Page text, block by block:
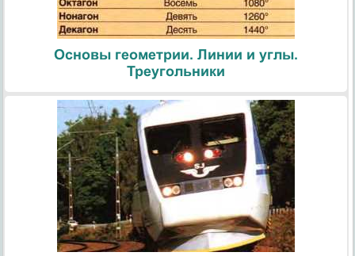
Основы геометрии. Линии и углы.
Треугольники